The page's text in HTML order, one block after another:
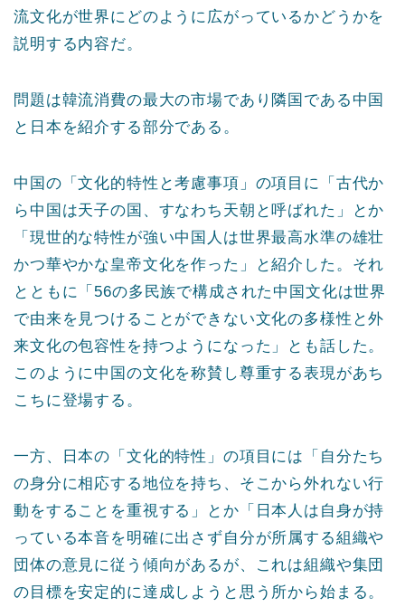
流文化が世界にどのように広がっているかどうかを
説明する内容だ。
問題は韓流消費の最大の市場であり隣国である中国
と日本を紹介する部分である。
中国の「文化的特性と考慮事項」の項目に「古代か
ら中国は天子の国、すなわち天朝と呼ばれた」とか
「現世的な特性が強い中国人は世界最高水準の雄壮
かつ華やかな皇帝文化を作った」と紹介した。それ
とともに「56の多民族で構成された中国文化は世界
で由来を見つけることができない文化の多様性と外
来文化の包容性を持つようになった」とも話した。
このように中国の文化を称賛し尊重する表現があち
こちに登場する。
一方、日本の「文化的特性」の項目には「自分たち
の身分に相応する地位を持ち、そこから外れない行
動をすることを重視する」とか「日本人は自身が持
っている本音を明確に出さず自分が所属する組織や
団体の意見に従う傾向があるが、これは組織や集団
の目標を安定的に達成しようと思う所から始まる。